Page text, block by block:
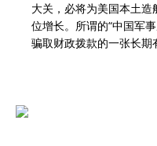
大关，必将为美国本土
位增长。所谓的“中国军
骗取财政拨款的一张长期